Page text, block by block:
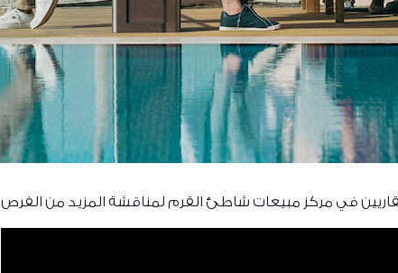
في مركز مبيعات شاطئ القرم لمناقشة المزيد من الفرص